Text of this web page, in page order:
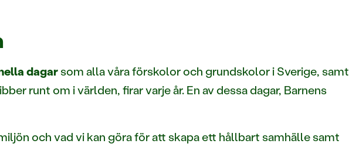
dagarsom alla våra förskolor och grundskolor i Sverige, samt
runt om i världen, firar varje år. En av dessa dagar, Barnens
och vad vi kan göra för att skapa ett hållbart samhälle samt